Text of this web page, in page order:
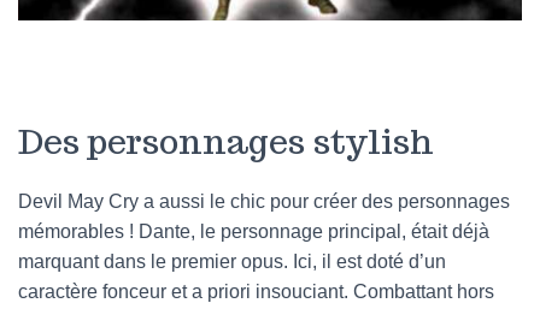
Des personnages stylish
Devil May Cry a aussi le chic pour créer des personnages
mémorables ! Dante, le personnage principal, était déjà
marquant dans le premier opus. Ici, il est doté d’un
caractère fonceur et a priori insouciant. Combattant hors